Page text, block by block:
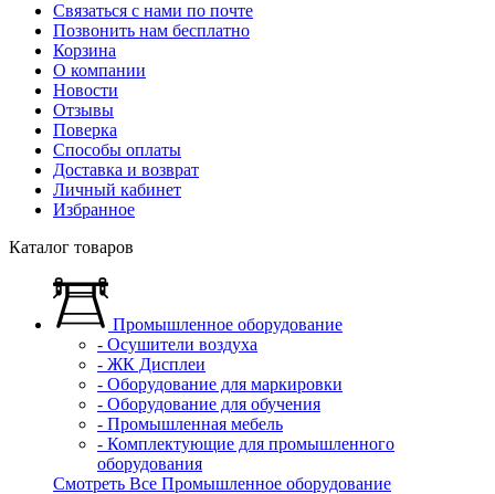
Связаться с нами по почте
Позвонить нам бесплатно
Корзина
О компании
Новости
Отзывы
Поверка
Способы оплаты
Доставка и возврат
Личный кабинет
Избранное
Каталог товаров
Промышленное оборудование
- Осушители воздуха
- ЖК Дисплеи
- Оборудование для маркировки
- Оборудование для обучения
- Промышленная мебель
- Комплектующие для промышленного
оборудования
Смотреть Все Промышленное оборудование